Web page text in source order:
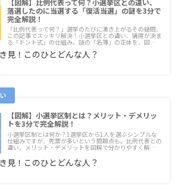
落選したのに当選する「復活当選」の謎を3分で
完全解説！
「比例代表って何？」選挙のたびに湧き上がるその疑問、
この記事でスッキリ解決！小選挙区との違い、議席が決ま
る「ドント式」の仕組み、謎の「名簿」の正体を、図解で
分かりやすく3分解説。これを読めば、選挙が10倍面白く
なる！
見！このひとどんな人？
【図解】小選挙区制とは？メリット・デメリッ
トを3分で完全解説！
小選挙区制とは何か？1選挙区から1人を選ぶシンプルな
仕組みですが、死票が多いという問題点も。比例代表との
違い、メリット・デメリットを図解で分かりやすく解説し
見！このひとどんな人？